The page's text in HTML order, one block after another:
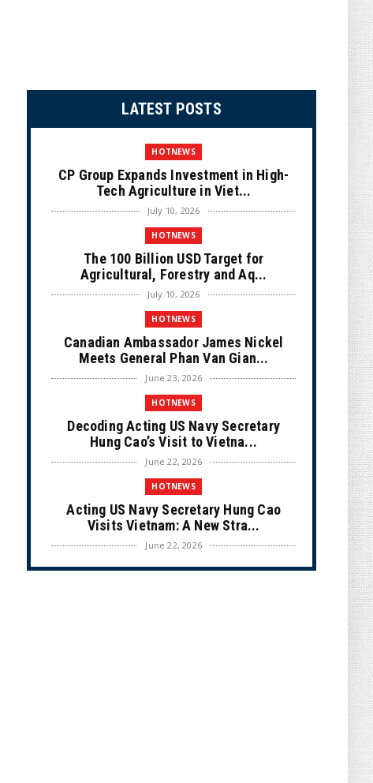
LATEST POSTS
HOTNEWS
CP Group Expands Investment in High-
Tech Agriculture in Viet...
July 10, 2026
HOTNEWS
The 100 Billion USD Target for
Agricultural, Forestry and Aq...
July 10, 2026
HOTNEWS
Canadian Ambassador James Nickel
Meets General Phan Van Gian...
June 23, 2026
HOTNEWS
Decoding Acting US Navy Secretary
Hung Cao’s Visit to Vietna...
June 22, 2026
HOTNEWS
Acting US Navy Secretary Hung Cao
Visits Vietnam: A New Stra...
June 22, 2026
CULTURE